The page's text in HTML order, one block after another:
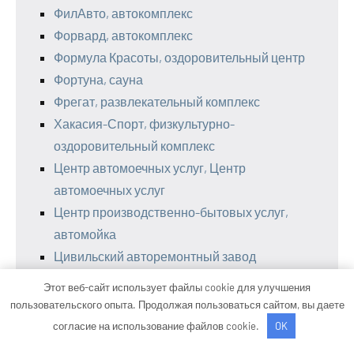
ФилАвто, автокомплекс
Форвард, автокомплекс
Формула Красоты, оздоровительный центр
Фортуна, сауна
Фрегат, развлекательный комплекс
Хакасия-Спорт, физкультурно-
оздоровительный комплекс
Центр автомоечных услуг, Центр
автомоечных услуг
Центр производственно-бытовых услуг,
автомойка
Цивильский авторемонтный завод
Четра, оздоровительный комплекс
Чкаловская СТО
Этот веб-сайт использует файлы cookie для улучшения
пользовательского опыта. Продолжая пользоваться сайтом, вы даете
согласие на использование файлов cookie.
OK